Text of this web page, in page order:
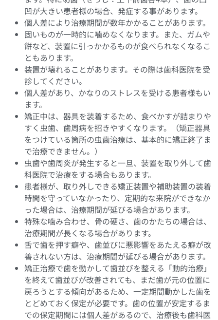
凹が大きい患者様の場合、発症する事があります。
個人差により治療期間が数年かかることがあります。
固いものが一時的に噛めなくなります。また、ガムや
餅など、装置に引っかかるものが食べられなくなるこ
ともあります。
装置が壊れることがあります。その際は歯科医院を受
診してください。
個人差があり、かなりのストレスを受ける患者様もい
ます。
矯正中は、器具を装着するため、食べかすが詰まりや
すく虫歯、歯周病を招きやすくなります。（矯正器具
をつけている箇所の虫歯治療は、基本的に矯正終了ま
で治療できません。）
虫歯や歯周炎が発生すると一旦、装置を取り外して歯
科医院で治療をする場合もあります。
患者様が、取り外しできる矯正装置や補助装置の装着
時間を守っていなかったり、定期的な来院ができなか
った場合は、治療期間が延びる場合があります。
特殊な噛み合わせ、骨の硬さ、歯のかたちの場合は、
治療期間が長くなる場合があります。
舌で歯を押す癖や、歯並びに悪影響をあたえる癖が改
善されない方は、治療期間が延びる場合があります。
矯正治療で歯を動かして歯並びを整える「動的治療」
を終えて歯並びが改善されても、まだ歯が元の位置に
戻ろうとする傾向があるため、一定期間動かした歯を
とどめておく保定が必要です。歯の位置が安定するま
での保定期間には個人差があるので、治療後も歯科医